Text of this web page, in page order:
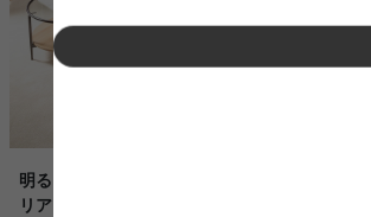
明るく穏やかに暮らす、北欧テイストのナチュ
リア